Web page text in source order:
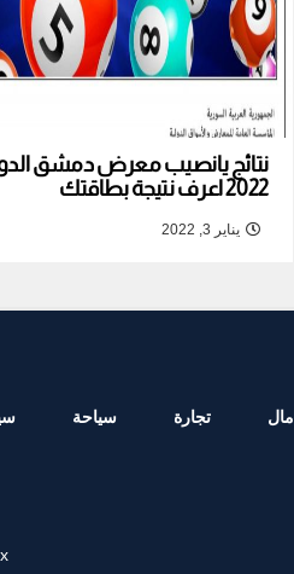
نتائج يانصيب معرض دمشق
2022 اعرف نتيجة بطاقتك
يناير 3, 2022
مال تجارة سياحة